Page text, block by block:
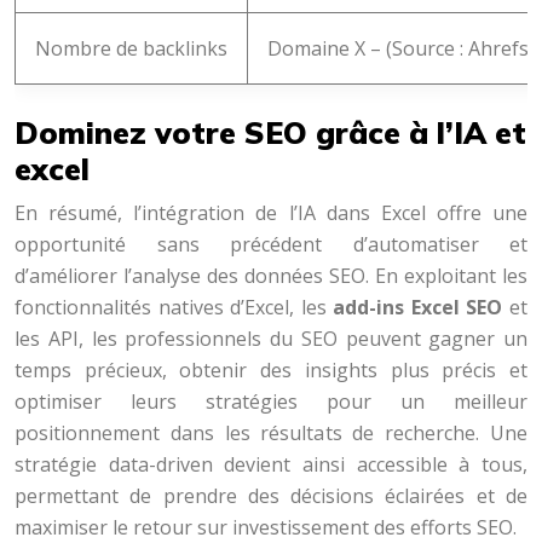
Nombre de backlinks Domaine X – (Source :
Dominez votre SEO grâce à l’IA et
excel
En résumé, l’intégration de l’IA dans Excel offre une
opportunité sans précédent d’automatiser et
d’améliorer l’analyse des données SEO. En exploitant les
fonctionnalités natives d’Excel, les add-ins Excel SEOet
les API, les professionnels du SEO peuvent gagner un
temps précieux, obtenir des insights plus précis et
optimiser leurs stratégies pour un meilleur
positionnement dans les résultats de recherche. Une
stratégie data-driven devient ainsi accessible à tous,
permettant de prendre des décisions éclairées et de
maximiser le retour sur investissement des efforts SEO.